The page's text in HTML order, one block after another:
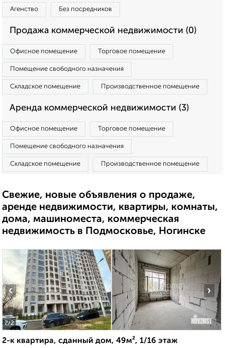
Агенство Без посредников
Продажа коммерческой недвижимости (0)
Офисное помещение Торговое помещение
Помещение свободного назначения
Складское помещение Производственное помещение
Аренда коммерческой недвижимости (3)
Офисное помещение Торговое помещение
Помещение свободного назначения
Складское помещение Производственное помещение
Свежие, новые объявления о продаже,
аренде недвижимости, квартиры, комнаты,
дома, машиноместа, коммерческая
недвижимость в Подмосковье, Ногинске
2/2
‹ ›
2-к квартира, сданный дом, 49м², 1/16 этаж